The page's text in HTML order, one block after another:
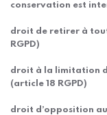
conservation est
droit de retirer à
RGPD)
droit à la limitation
(article 18 RGPD)
droit d’opposition